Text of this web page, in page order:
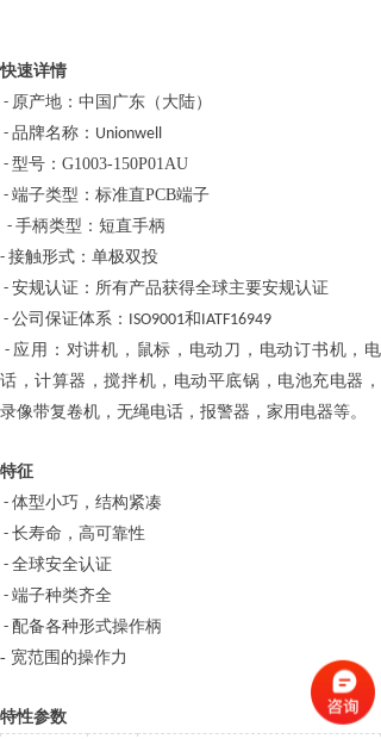
快速详情
- 原产地：中国广东（大陆）
- 品牌名称： Unionwell
- 型号：G1003-150P01AU
- 端子类型：标准直PCB端子
- 手柄类型：短直手柄
- 接触形式 ：单极双投
- 安规认证：所有产品获得全球主要安规认证
- 公司保证体系： ISO9001和 IATF16949
-应用：对讲机，鼠标，电动刀，电动订书机，电
话，计算器，搅拌机，电动平底锅，电池充电器，
录像带复卷机，无绳电话，报警器，家用电器等。
特征
- 体型小巧，结构紧凑
- 长寿命，高可靠性
- 全球安全认证
- 端子种类齐全
- 配备各种形式操作柄
- 宽范围的操作力
特性参数